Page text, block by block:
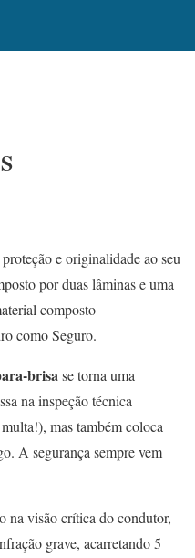
proteção e originalidade ao seu
por duas lâminas e uma
composto
como Seguro.
brisase torna uma
na inspeção técnica
mas também coloca
A segurança sempre vem
na visão crítica do condutor,
grave, acarretando 5